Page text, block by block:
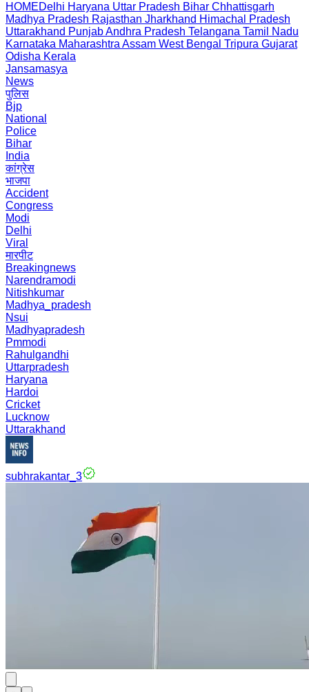
HOMEDelhi Haryana Uttar Pradesh Bihar Chhattisgarh
Madhya Pradesh Rajasthan Jharkhand Himachal Pradesh
Uttarakhand PunjabAndhra Pradesh Telangana Tamil Nadu
Karnataka Maharashtra Assam West Bengal Tripura Gujarat
Odisha Kerala
Jansamasya
News
पुलिस
Bjp
National
Police
Bihar
India
कांग्रेस
भाजपा
Accident
Congress
Modi
Delhi
Viral
मारपीट
Breakingnews
Narendramodi
Nitishkumar
Madhya_pradesh
Nsui
Madhyapradesh
Pmmodi
Rahulgandhi
Uttarpradesh
Haryana
Hardoi
Cricket
Lucknow
Uttarakhand
subhrakantar_3